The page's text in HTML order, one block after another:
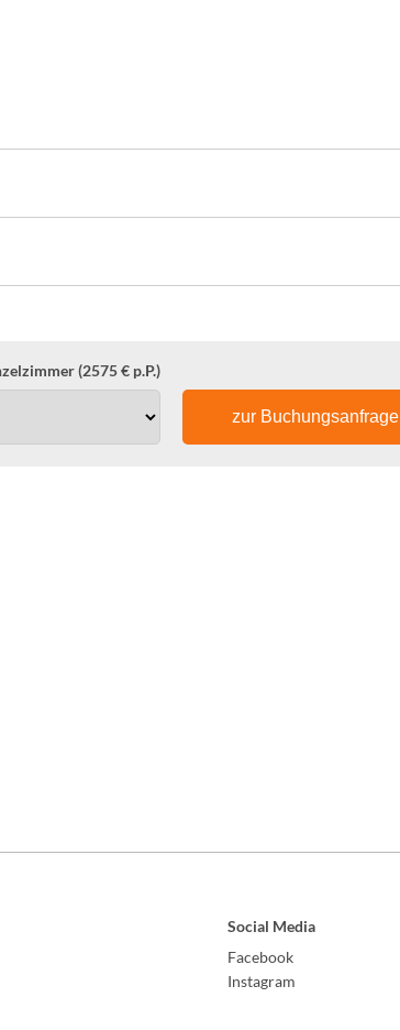
(2575 € p.P.)
zur Buchungsanfrage
Social Media
Facebook
Instagram